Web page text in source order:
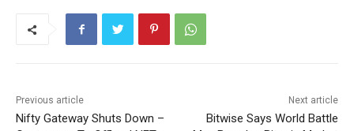
Previous article
Nifty Gateway Shuts Down –
Next article
Bitwise Says World Battle